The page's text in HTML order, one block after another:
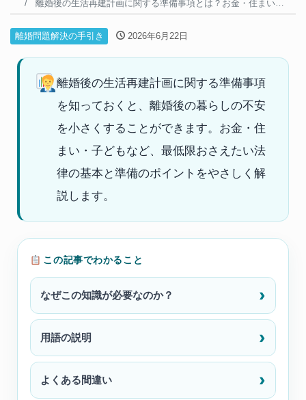
離婚後の生活再建計画に関する準備事項とは？お金・住まい・子どもの基本｜離婚
離婚問題解決の手引き 2026年6月22日
離婚後の生活再建計画に関する準備事項
を知っておくと、離婚後の暮らしの不安
を小さくすることができます。お金・住
まい・子どもなど、最低限おさえたい法
律の基本と準備のポイントをやさしく解
説します。
この記事でわかること
なぜこの知識が必要なのか？
用語の説明
よくある間違い